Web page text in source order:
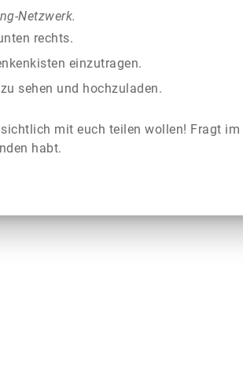
Netzwerk.
rechts.
einzutragen.
sehen und hochzuladen.
mit euch teilen wollen! Fragt
habt.